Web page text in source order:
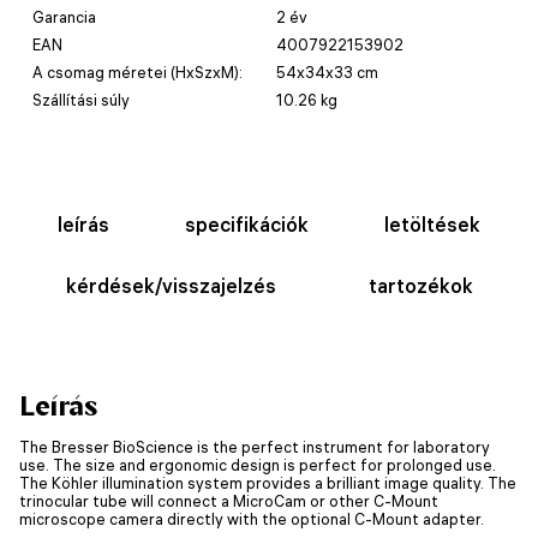
Garancia
2 év
EAN
4007922153902
A csomag méretei (HxSzxM):
54x34x33 cm
Szállítási súly
10.26 kg
leírás specifikációk letöltések
kérdések/visszajelzés tartozékok
Leírás
The Bresser BioScience is the perfect instrument for laboratory
use. The size and ergonomic design is perfect for prolonged use.
The Köhler illumination system provides a brilliant image quality. The
trinocular tube will connect a MicroCam or other C-Mount
microscope camera directly with the optional C-Mount adapter.